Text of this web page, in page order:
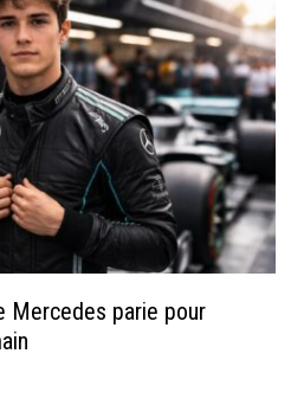
Mercedes parie pour